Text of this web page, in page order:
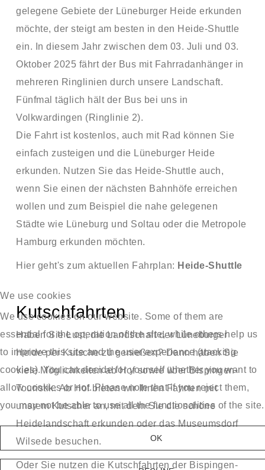
gelegene Gebiete der Lüneburger Heide erkunden
möchte, der steigt am besten in den Heide-Shuttle
ein. In diesem Jahr zwischen dem 03. Juli und 03.
Oktober 2025 fährt der Bus mit Fahrradanhänger in
mehreren Ringlinien durch unsere Landschaft.
Fünfmal täglich hält der Bus bei uns in
Volkwardingen (Ringlinie 2).
Die Fahrt ist kostenlos, auch mit Rad können Sie
einfach zusteigen und die Lüneburger Heide
erkunden. Nutzen Sie das Heide-Shuttle auch,
wenn Sie einen der nächsten Bahnhöfe erreichen
wollen und zum Beispiel die nahe gelegenen
Städte wie Lüneburg und Soltau oder die Metropole
Hamburg erkunden möchten.
Hier geht's zum aktuellen Fahrplan: Heide-Shuttle
Kutschfahrten
Haben Sie Lust, die Landschaft der Lüneburger
Heide per Kutsche zu genießen? Dann haben Sie
viele Möglichkeiten ab Hof sowie über Bispingen-
Touristik. Ab Hof bieten wir Ihnen Fahrten mit
unsrem Kutscher an, mit dem Sie die schöne
Heidelandschaft erkunden oder das Museumsdorf
Wilsede besuchen.
Oder Sie nutzen die Kutschfahrten der Bispingen-
We use cookies
We use cookies on our website. Some of them are
essential for the operation of the site, while others help us
to improve this site and the user experience (tracking
cookies). You can decide for yourself whether you want to
allow cookies or not. Please note that if you reject them,
you may not be able to use all the functionalities of the site.
OK